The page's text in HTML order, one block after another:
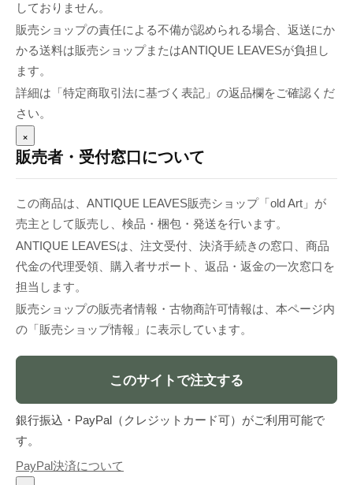
しておりません。
販売ショップの責任による不備が認められる場合、返送にか
かる送料は販売ショップまたはANTIQUE LEAVESが負担し
ます。
詳細は「特定商取引法に基づく表記」の返品欄をご確認くだ
さい。
×
販売者・受付窓口について
この商品は、ANTIQUE LEAVES販売ショップ「old Art」が
売主として販売し、検品・梱包・発送を行います。
ANTIQUE LEAVESは、注文受付、決済手続きの窓口、商品
代金の代理受領、購入者サポート、返品・返金の一次窓口を
担当します。
販売ショップの販売者情報・古物商許可情報は、本ページ内
の「販売ショップ情報」に表示しています。
このサイトで注文する
銀行振込・PayPal（クレジットカード可）がご利用可能で
す。
PayPal決済について